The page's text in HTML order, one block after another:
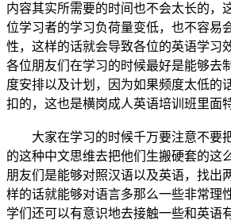
内容其实所需要的时间也不会太长的，
位学习者的学习负荷量变低，也不容易
性，这样的话就会导致各位的英语学习
各位朋友们在学习的时候最好是能够去
度安排以及计划，因为如果频度太低的
扣的，这也是横岗成人英语培训班里面
大家在学习的时候千万要注意不要
的这种中文思维去把他们生搬硬套的这
朋友们是能够对照汉语以及英语，找出
样的话就能够对语言多那么一些非常理
学们还可以有意识地去接触一些和英语